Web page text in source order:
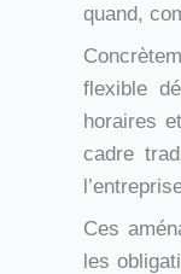
quand,
flexible
horaires
cadre
Ces
les